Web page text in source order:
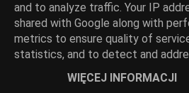
alkohol w potrawach (424)
kawa (64) nalewki (61) napoje
napoje alkoholowe (109) oliwa
syropy (52)
and to analyze traffic. Your IP
shared with Google along with
metrics to ensure quality of
statistics, and to detect and
WIĘCEJ INFORMACJI